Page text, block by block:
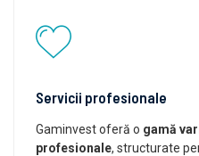
Servicii profesionale
Gaminvest oferă o gamă
profesionale, structurate